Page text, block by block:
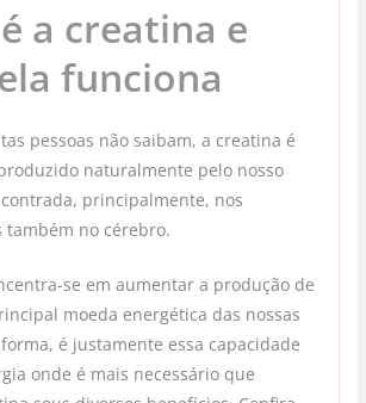
a creatina e
funciona
pessoas não saibam, a creatina é
naturalmente pelo nosso
principalmente, nos
também no cérebro.
se em aumentar a produção de
moeda energética das nossas
é justamente essa capacidade
onde é mais necessário que